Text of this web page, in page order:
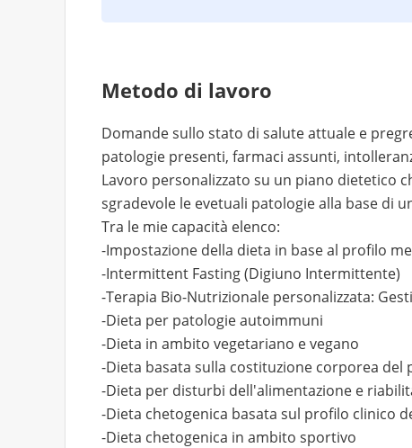
Metodo di lavoro
Domande sullo stato di salute attuale e
patologie presenti, farmaci assunti,
Lavoro personalizzato su un piano dietetico
sgradevole le evetuali patologie alla base di
Tra le mie capacità elenco:
-Impostazione della dieta in base al profilo
-Intermittent Fasting (Digiuno Intermittente)
-Terapia Bio-Nutrizionale personalizzata:
-Dieta per patologie autoimmuni
-Dieta in ambito vegetariano e vegano
-Dieta basata sulla costituzione corporea del
-Dieta per disturbi dell'alimentazione e
-Dieta chetogenica basata sul profilo clinico
-Dieta chetogenica in ambito sportivo